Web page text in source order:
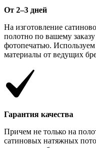
От 2–3 дней
На изготовление
полотно по вашему
фотопечатью.
материалы от ведущих
Гарантия качества
Причем не только на
сатиновых натяжных